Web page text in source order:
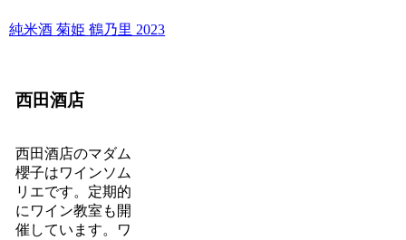
純米酒 菊姫 鶴乃里 2023
西田酒店
西田酒店のマダム
櫻子はワインソム
リエです。定期的
にワイン教室も開
催しています。ワ